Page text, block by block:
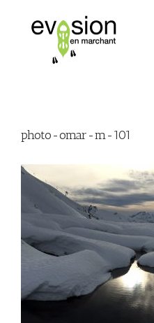
photo-omar-m-101